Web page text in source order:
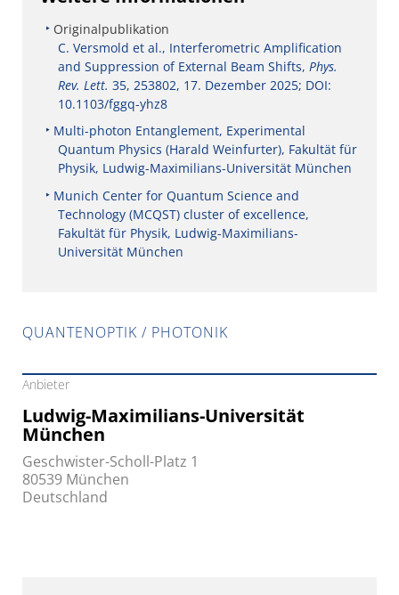
Originalpublikation
C. Versmold et al., Interferometric Amplification
and Suppression of External Beam Shifts, Phys.
Rev. Lett. 35, 253802, 17. Dezember 2025; DOI:
10.1103/fggq-yhz8
Multi-photon Entanglement, Experimental
Quantum Physics (Harald Weinfurter), Fakultät für
Physik, Ludwig-Maximilians-Universität München
Munich Center for Quantum Science and
Technology (MCQST) cluster of excellence,
Fakultät für Physik, Ludwig-Maximilians-
Universität München
QUANTENOPTIK / PHOTONIK
Anbieter
Ludwig-Maximilians-Universität
München
Geschwister-Scholl-Platz 1
80539 München
Deutschland